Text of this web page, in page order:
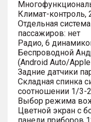
Климат-контроль,
Отдельная
пассажиров: нет
Радио, 6
Беспроводной
(Android Auto/
Задние датчики
Складная спинка
соотношении 1/3-
Выбор режима
Цветной экран с
панели приборов